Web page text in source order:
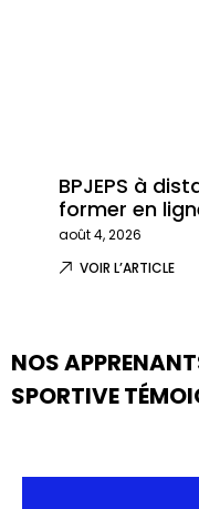
BPJEPS à
former en
août 4, 2026
VOIR L’ARTICLE
NOS
SPORTIVE